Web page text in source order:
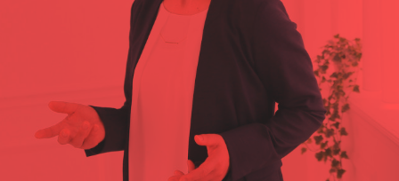
タ
ス
へ